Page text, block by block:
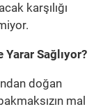
karşılığı
Sağlıyor?
doğan
mal